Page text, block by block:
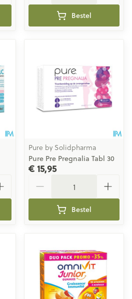
Bestel
Pure by Solidpharma
Pure Pre Pregnalia Tabl 30
€ 15,95
Bestel